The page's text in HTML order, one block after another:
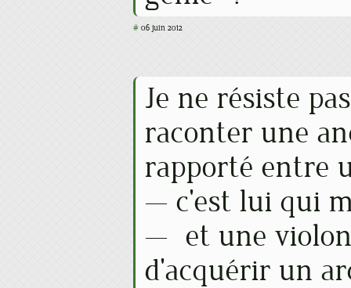
# 06 juin 2012
Je ne résiste
raconter une
rapporté entre
— c'est lui qui
— et une
d'acquérir un